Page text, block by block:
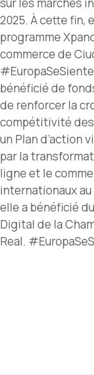
2025. À cette fin,
programme
commerce de
bénéficié de
de renforcer la
compétitivité des
un Plan d’action
par la
ligne et le
internationaux au
elle a bénéficié
Digital de la
Real.